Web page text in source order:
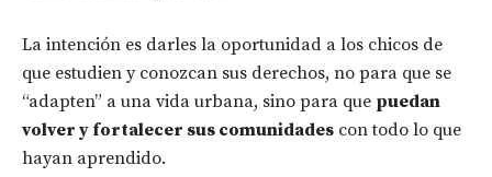
La intención es darles la oportunidad a los chicos de
que estudien y conozcan sus derechos, no para que se
“adapten” a una vida urbana, sino para que puedan
volver y fortalecer sus comunidades con todo lo que
hayan aprendido.